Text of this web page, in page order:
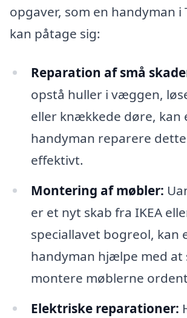
opgaver, som en handyman i
kan påtage sig:
Reparation af små
opstå huller i væggen,
eller knækkede døre, kan
handyman reparere
effektivt.
Montering af møbler:
er et nyt skab fra IKEA
speciallavet bogreol, kan
handyman hjælpe med at
montere møblerne
Elektriske reparationer: